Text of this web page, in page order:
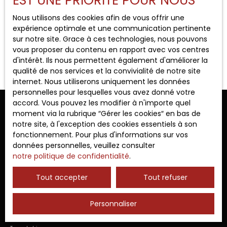
Bureau
Type de bien
Lattes (34970)
Localisation
Budget max (€)
Surface min (m²)
Rechercher
Aucun résultat
Ne manquez plus aucun bien
correspondant à votre recherche !
Prénom Nom
Vente
Nous utilisons des cookies afin de vous offrir une
expérience optimale et une communication pertinente
sur notre site. Grace à ces technologies, nous pouvons
vous proposer du contenu en rapport avec vos centres
d'intérêt. Ils nous permettent également d'améliorer la
qualité de nos services et la convivialité de notre site
internet. Nous utiliserons uniquement les données
personnelles pour lesquelles vous avez donné votre
accord. Vous pouvez les modifier à n'importe quel
moment via la rubrique ″Gérer les cookies″ en bas de
notre site, à l'exception des cookies essentiels à son
fonctionnement. Pour plus d'informations sur vos
données personnelles, veuillez consulter
notre politique de confidentialité.
Tout accepter Tout refuser
Personnaliser